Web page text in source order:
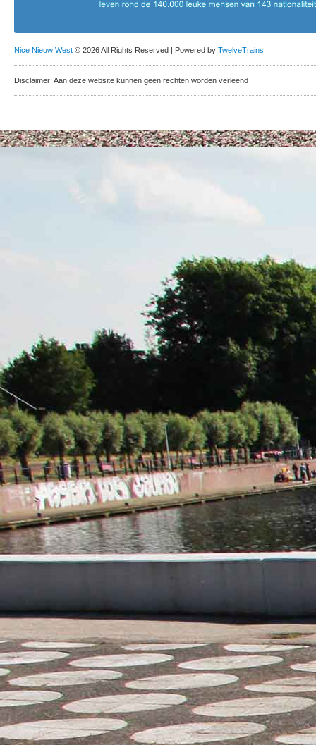
Nice Nieuw West © 2026 All Rights Reserved | Powered by TwelveTrains
Disclaimer: Aan deze website kunnen geen rechten worden verleend